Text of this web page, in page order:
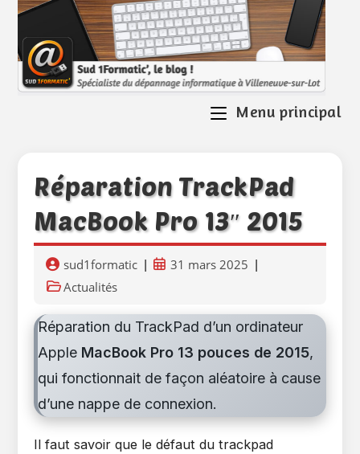
Skip
content
Menu principal
Réparation TrackPad
MacBook Pro 13″ 2015
Auteur/autrice
de
la
publication :
sud1formatic
Publication
31 mars 2025
PostActualités
Réparation du TrackPad d’un ordinateur
Apple MacBook Pro 13 pouces de 2015,
qui fonctionnait de façon aléatoire à cause
d’une nappe de connexion.
Il faut savoir que le défaut du trackpad